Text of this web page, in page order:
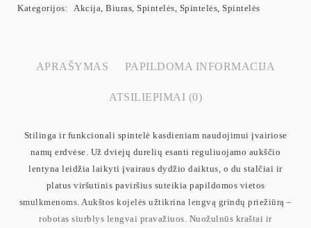
Kategorijos:
Akcija Biuras Spintelės Spintelės Spintelės
APRAŠYMAS PAPILDOMA INFORMACIJA
ATSILIEPIMAI (0)
Stilinga ir funkcionali spintelė kasdieniam naudojimui įvairiose
namų erdvėse. Už dviejų durelių esanti reguliuojamo aukščio
lentyna leidžia laikyti įvairaus dydžio daiktus, o du stalčiai ir
platus viršutinis paviršius suteikia papildomos vietos
smulkmenoms. Aukštos kojelės užtikrina lengvą grindų priežiūrą –
robotas siurblys lengvai pravažiuos. Nuožulnūs kraštai ir